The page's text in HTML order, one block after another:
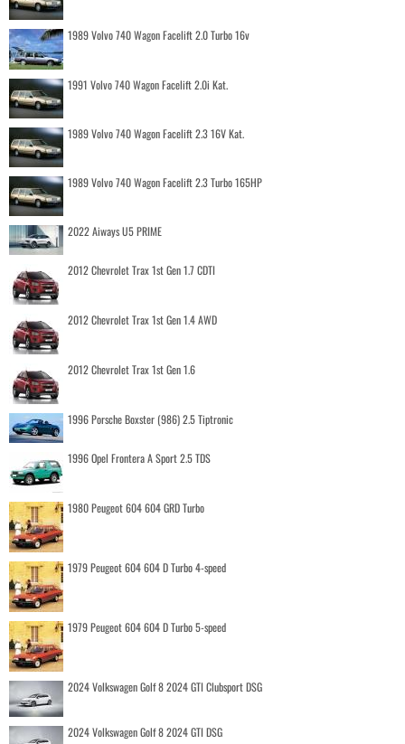
1989 Volvo 740 Wagon Facelift 2.0 Turbo 16v
1991 Volvo 740 Wagon Facelift 2.0i Kat.
1989 Volvo 740 Wagon Facelift 2.3 16V Kat.
1989 Volvo 740 Wagon Facelift 2.3 Turbo 165HP
2022 Aiways U5 PRIME
2012 Chevrolet Trax 1st Gen 1.7 CDTI
2012 Chevrolet Trax 1st Gen 1.4 AWD
2012 Chevrolet Trax 1st Gen 1.6
1996 Porsche Boxster (986) 2.5 Tiptronic
1996 Opel Frontera A Sport 2.5 TDS
1980 Peugeot 604 604 GRD Turbo
1979 Peugeot 604 604 D Turbo 4-speed
1979 Peugeot 604 604 D Turbo 5-speed
2024 Volkswagen Golf 8 2024 GTI Clubsport DSG
2024 Volkswagen Golf 8 2024 GTI DSG